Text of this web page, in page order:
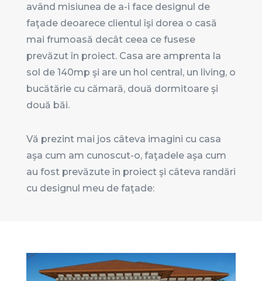
având misiunea de a-i face designul de
faţade deoarece clientul îşi dorea o casă
mai frumoasă decât ceea ce fusese
prevăzut în proiect. Casa are amprenta la
sol de 140mp şi are un hol central, un living, o
bucătărie cu cămară, două dormitoare şi
două băi.
Vă prezint mai jos câteva imagini cu casa
aşa cum am cunoscut-o, faţadele aşa cum
au fost prevăzute în proiect şi câteva randări
cu designul meu de faţade: